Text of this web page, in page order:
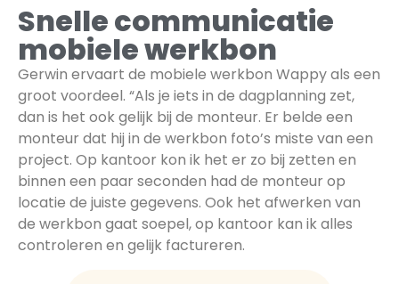
Snelle communicatie
mobiele werkbon
Gerwin ervaart de mobiele werkbon Wappy als een
groot voordeel. “Als je iets in de dagplanning zet,
dan is het ook gelijk bij de monteur. Er belde een
monteur dat hij in de werkbon foto’s miste van een
project. Op kantoor kon ik het er zo bij zetten en
binnen een paar seconden had de monteur op
locatie de juiste gegevens. Ook het afwerken van
de werkbon gaat soepel, op kantoor kan ik alles
controleren en gelijk factureren.